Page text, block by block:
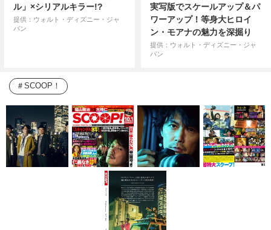
ル」×シリアルキラー!?
提供：ウォルト・ディズニー・ジャ
パン
実写版でスケールアップ＆パ
ワーアップ！等身大ヒロイ
ン・モアナの魅力を深掘り
提供：ウォルト・ディズニー・ジャ
パン
SCOOP！